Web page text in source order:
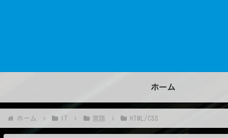
ホーム
ホーム IT 言語 HTML/CSS